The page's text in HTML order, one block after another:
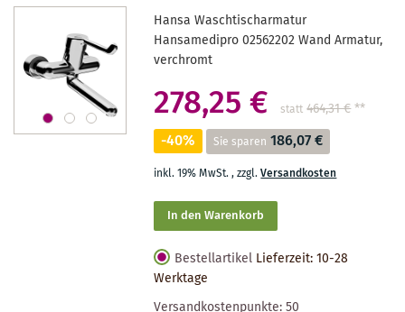
Hansa Waschtischarmatur
Hansamedipro 02562202 Wand Armatur,
verchromt
278,25 € statt 464,31 €**
-40% Sie sparen 186,07 €
inkl. 19% MwSt.,zzgl.Versandkosten
In den Warenkorb
Bestellartikel Lieferzeit: 10-28
Werktage
Versandkostenpunkte:50